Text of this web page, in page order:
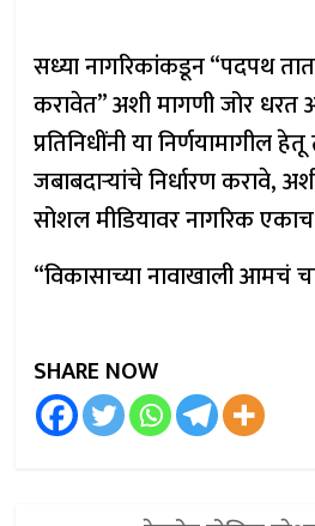
सध्या नागरिकांकडून “पदपथ
करावेत” अशी मागणी जोर धरत
प्रतिनिधींनी या निर्णयामागील
जबाबदाऱ्यांचे निर्धारण करावे,
सोशल मीडियावर नागरिक
“विकासाच्या नावाखाली आमचं
SHARE NOW